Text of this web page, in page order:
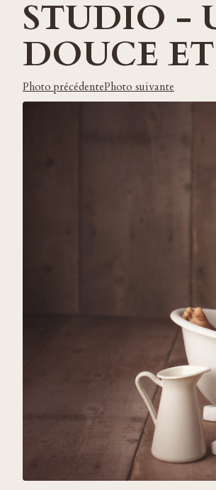
STUDIO -
DOUCE
Photo précédentePhoto suivante